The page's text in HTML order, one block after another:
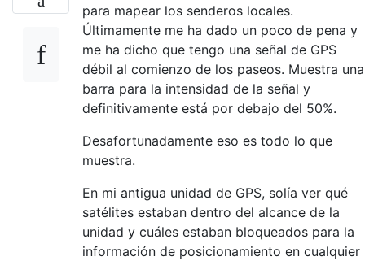
para mapear los senderos locales.
Últimamente me ha dado un poco de pena y
me ha dicho que tengo una señal de GPS
débil al comienzo de los paseos. Muestra una
barra para la intensidad de la señal y
definitivamente está por debajo del 50%.
Desafortunadamente eso es todo lo que
muestra.
En mi antigua unidad de GPS, solía ver qué
satélites estaban dentro del alcance de la
unidad y cuáles estaban bloqueados para la
información de posicionamiento en cualquier